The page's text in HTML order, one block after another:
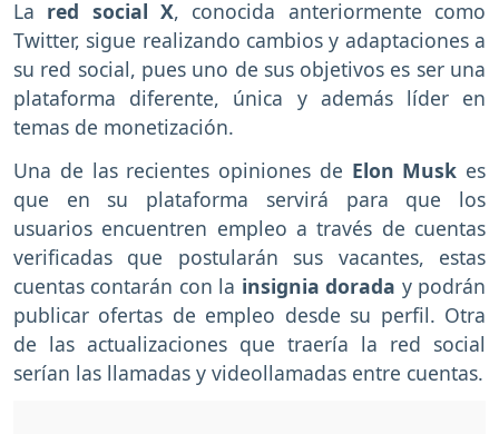
La red social X, conocida anteriormente como
Twitter, sigue realizando cambios y adaptaciones a
su red social, pues uno de sus objetivos es ser una
plataforma diferente, única y además líder en
temas de monetización.
Una de las recientes opiniones de Elon Musk es
que en su plataforma servirá para que los
usuarios encuentren empleo a través de cuentas
verificadas que postularán sus vacantes, estas
cuentas contarán con la insignia dorada y podrán
publicar ofertas de empleo desde su perfil. Otra
de las actualizaciones que traería la red social
serían las llamadas y videollamadas entre cuentas.